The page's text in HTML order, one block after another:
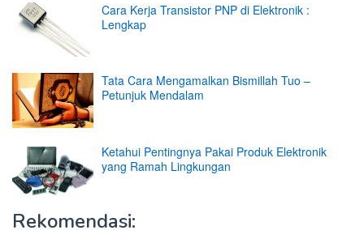
Cara Kerja Transistor PNP di Elektronik :
Lengkap
Tata Cara Mengamalkan Bismillah Tuo –
Petunjuk Mendalam
Ketahui Pentingnya Pakai Produk Elektronik
yang Ramah Lingkungan
Rekomendasi: